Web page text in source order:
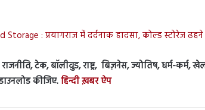
Storage : प्रयागराज में दर्दनाक हादसा, कोल्ड स्टोरेज
टेक, बॉलीवुड, राष्ट्र, बिज़नेस, ज्योतिष, धर्म-
कीजिए.हिन्दी ख़बर ऐप